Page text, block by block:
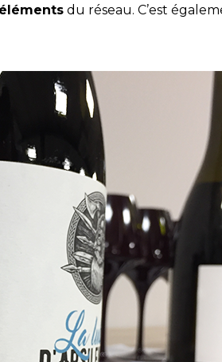
du réseau. C’est